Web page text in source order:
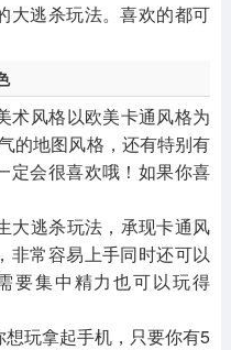
大逃杀玩法。喜欢的都可
术风格以欧美卡通风格为
的地图风格，还有特别有
定会很喜欢哦！如果你喜
大逃杀玩法，承现卡通风
非常容易上手同时还可以
要集中精力也可以玩得
玩拿起手机，只要你有5